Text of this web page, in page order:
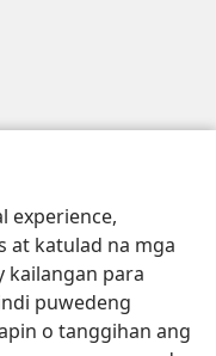
experience,
at katulad na mga
kailangan para
puwedeng
o tanggihan ang